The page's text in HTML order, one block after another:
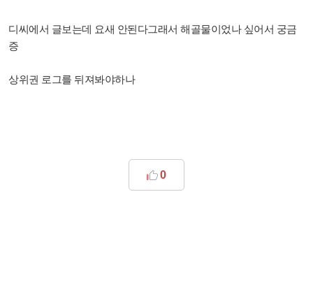
디씨에서 글보는데 요새 안된다그래서 해골물이었나 싶어서 궁금
증
상위권 로그를 뒤져봐야하나
0